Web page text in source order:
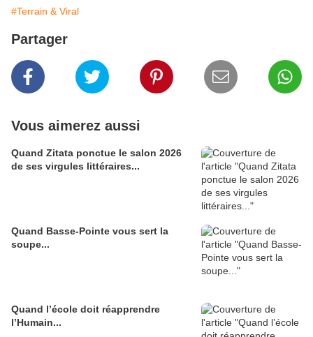
#Terrain & Viral
Partager
Vous aimerez aussi
Quand Zitata ponctue le salon 2026
de ses virgules littéraires...
Quand Basse-Pointe vous sert la
soupe...
Quand l’école doit réapprendre
l’Humain...